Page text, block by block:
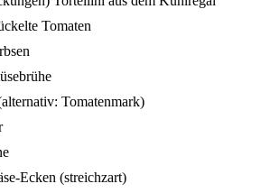
Tomaten
Tomatenmark)
Ecken (streichzart)